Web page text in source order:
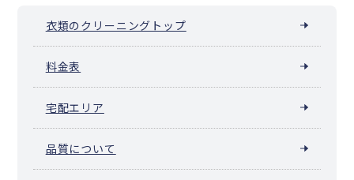
衣類のクリーニングトップ
料金表
宅配エリア
品質について